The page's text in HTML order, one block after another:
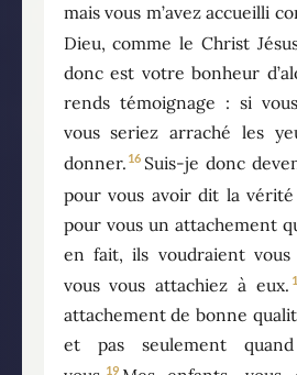
mais vous m’avez accueilli
Dieu, comme le Christ
donc est votre bonheur
rends témoignage : si
vous seriez arraché les
donner. 16 Suis-je donc
pour vous avoir dit la vérité
pour vous un attachement
en fait, ils voudraient
vous vous attachiez à eux.
attachement de bonne
et pas seulement
19